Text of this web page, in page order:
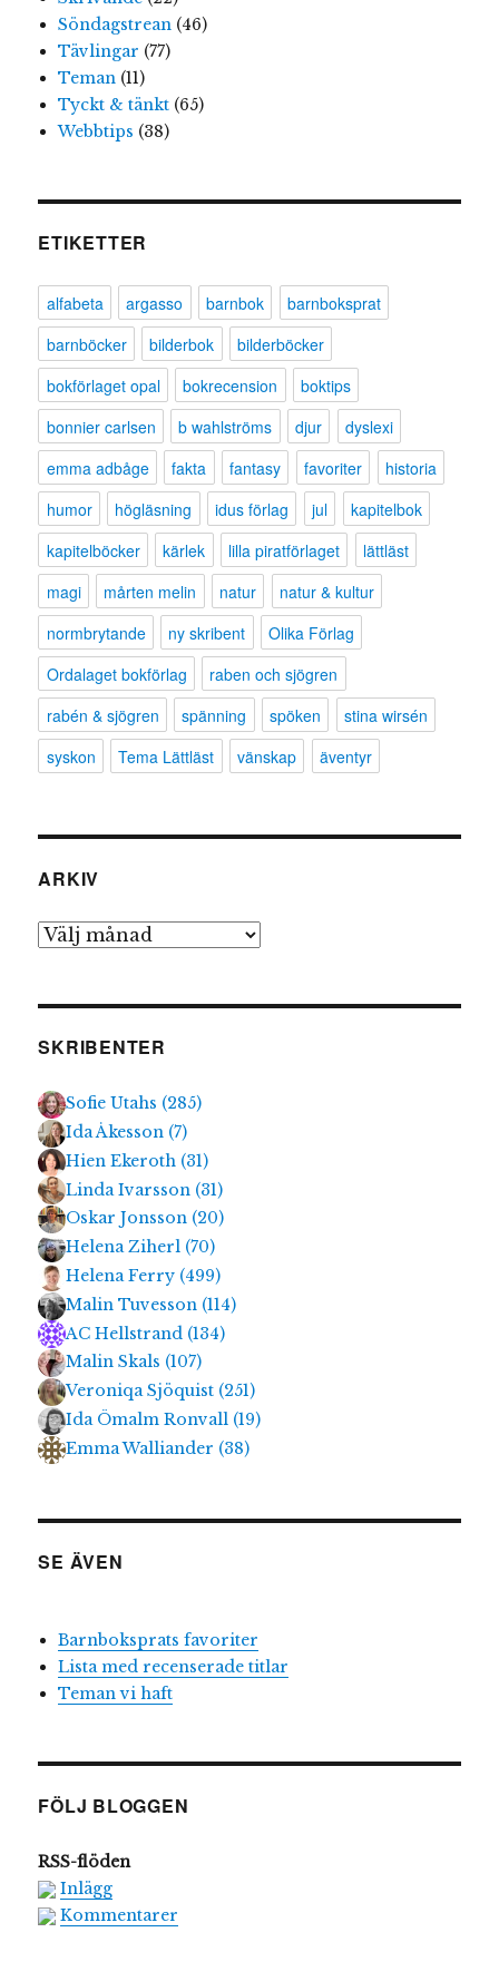
Söndagstrean(46)
Tävlingar (77)
Teman(11)
Tyckt & tänkt(65)
Webbtips (38)
ETIKETTER
alfabeta argasso barnbok
barnboksprat
barnböcker
bilderbok
bilderböcker
bokförlaget opal
bokrecension
boktips
bonnier carlsen
b wahlströms djur
dyslexi
emma adbåge
fakta fantasy favoriter
historia
humor
högläsning idus förlag jul
kapitelbok
kapitelböcker
kärlek lilla piratförlaget
lättläst
magi
mårten melin natur
natur & kultur
normbrytande
ny skribent
Olika Förlag
Ordalaget bokförlag
raben och sjögren
rabén & sjögren
spänning spöken
stina wirsén
syskon
Tema Lättläst vänskap äventyr
ARKIV
Arkiv
SKRIBENTER
Sofie Utahs (285)
Ida Åkesson (7)
Hien Ekeroth (31)
Linda Ivarsson (31)
Oskar Jonsson (20)
Helena Ziherl (70)
Helena Ferry (499)
Malin Tuvesson (114)
AC Hellstrand (134)
Malin Skals (107)
Veroniqa Sjöquist (251)
Ida Ömalm Ronvall (19)
Emma Walliander (38)
SE ÄVEN
Barnboksprats favoriter
Lista med recenserade titlar
Teman vi haft
FÖLJ BLOGGEN
RSS-flöden
Inlägg
Kommentarer